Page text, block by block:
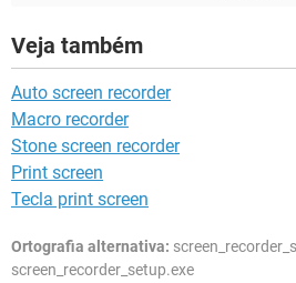
Veja também
Auto screen recorder
Macro recorder
Stone screen recorder
Print screen
Tecla print screen
Ortografia alternativa:
screen_recorder_setup.exe